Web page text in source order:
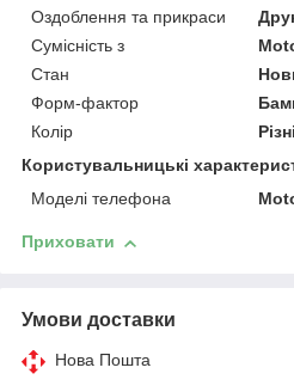
Оздоблення та прикраси
Сумісність з
Стан
Форм-фактор
Колір
Користувальницькі
Моделі телефона
Приховати
Умови доставки
Нова Пошта